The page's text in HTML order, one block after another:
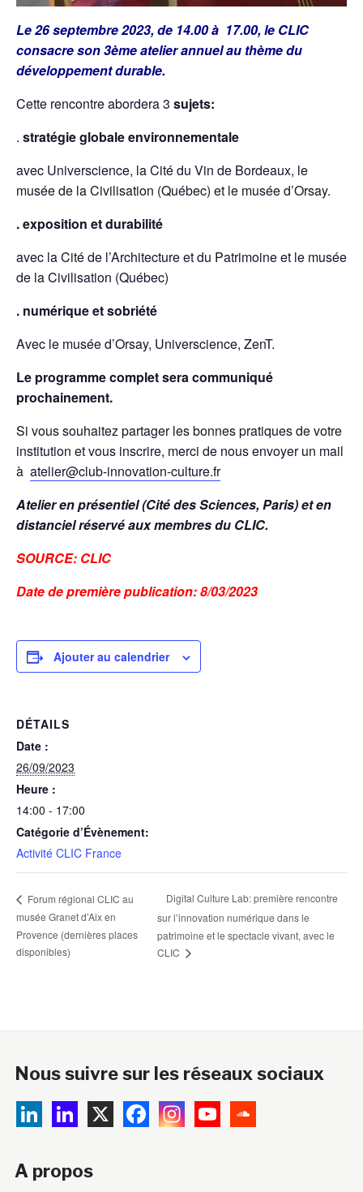
Le 26 septembre 2023, de 14.00 à 17.00, le CLIC
consacre son 3ème atelier annuel au thème du
développement durable.
Cette rencontre abordera 3 sujets:
. stratégie globale environnementale
avec Universcience, la Cité du Vin de Bordeaux, le
musée de la Civilisation (Québec) et le musée d’Orsay.
. exposition et durabilité
avec la Cité de l’Architecture et du Patrimoine et le musée
de la Civilisation (Québec)
. numérique et sobriété
Avec le musée d’Orsay, Universcience, ZenT.
Le programme complet sera communiqué
prochainement.
Si vous souhaitez partager les bonnes pratiques de votre
institution et vous inscrire, merci de nous envoyer un mail
à atelier@club-innovation-culture.fr
Atelier en présentiel (Cité des Sciences, Paris) et en
distanciel réservé aux membres du CLIC.
SOURCE: CLIC
Date de première publication: 8/03/2023
Ajouter au calendrier
DÉTAILS
Date :
26/09/2023
Heure :
14:00 - 17:00
Catégorie d’Évènement:
Activité CLIC France
Forum régional CLIC au
musée Granet d’Aix en
Provence (dernières places
disponibles)
Digital Culture Lab: première rencontre
sur l’innovation numérique dans le
patrimoine et le spectacle vivant, avec le
CLIC
Nous suivre sur les réseaux sociaux
A propos